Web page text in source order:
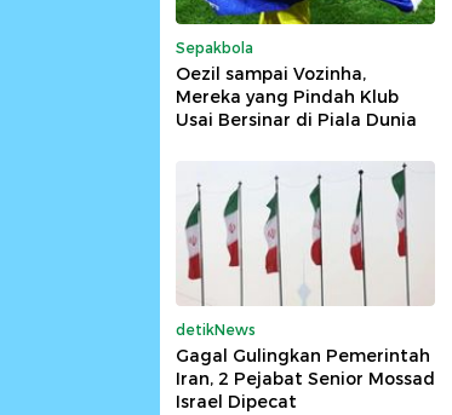
Sepakbola
Oezil sampai Vozinha,
Mereka yang Pindah Klub
Usai Bersinar di Piala Dunia
detikNews
Gagal Gulingkan Pemerintah
Iran, 2 Pejabat Senior Mossad
Israel Dipecat